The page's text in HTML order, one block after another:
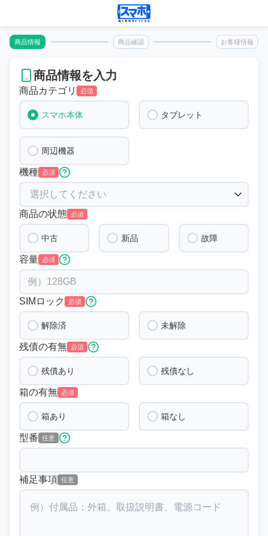
商品情報 商品確認 お客様情報
商品情報を入力
商品カテゴリ 必須
スマホ本体 タブレット
周辺機器
機種 必須
商品の状態 必須
中古 新品 故障
容量 必須
SIMロック 必須
解除済 未解除
残債の有無 必須
残債あり 残債なし
箱の有無 必須
箱あり 箱なし
型番 任意
補足事項 任意